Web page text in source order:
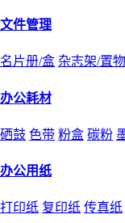
文件管理
名片册/盒 杂志架/置
办公耗材
硒鼓 色带 粉盒 碳粉
办公用纸
打印纸 复印纸 传真纸